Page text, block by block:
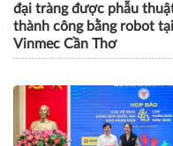
đại tràng được phẫu
thành công bằng robot tại
Vinmec Cần Thơ